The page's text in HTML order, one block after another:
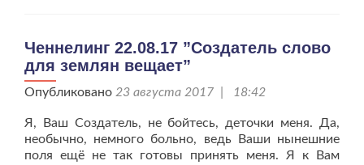
Ченнелинг 22.08.17 ”Создатель слово
для землян вещает”
Опубликовано 23 августа 2017 | 18:42
Я, Ваш Создатель, не бойтесь, деточки меня. Да,
необычно, немного больно, ведь Ваши нынешние
поля ещё не так готовы принять меня. Я к Вам